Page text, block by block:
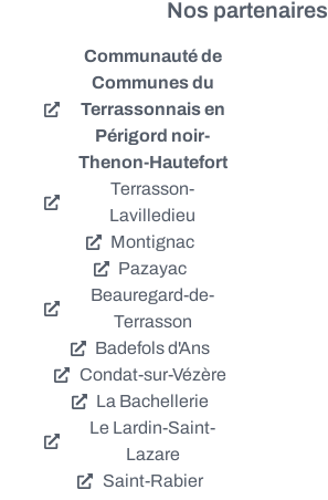
Nos partenaires
Communauté de
Communes du
Terrassonnais en
Périgord noir-
Thenon-Hautefort
Terrasson-
Lavilledieu
Montignac
Pazayac
Beauregard-de-
Terrasson
Badefols d'Ans
Condat-sur-Vézère
La Bachellerie
Le Lardin-Saint-
Lazare
Saint-Rabier